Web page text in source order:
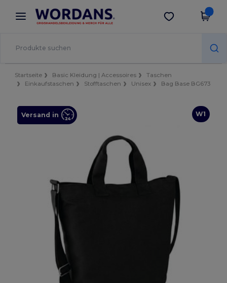
× Wordans App
Bessere Preise in der App!
App holen
Startseite Basic Kleidung | Accessoires
Taschen
Einkaufstaschen
Stofftaschen Unisex Bag Base BG673
W1
Versand in